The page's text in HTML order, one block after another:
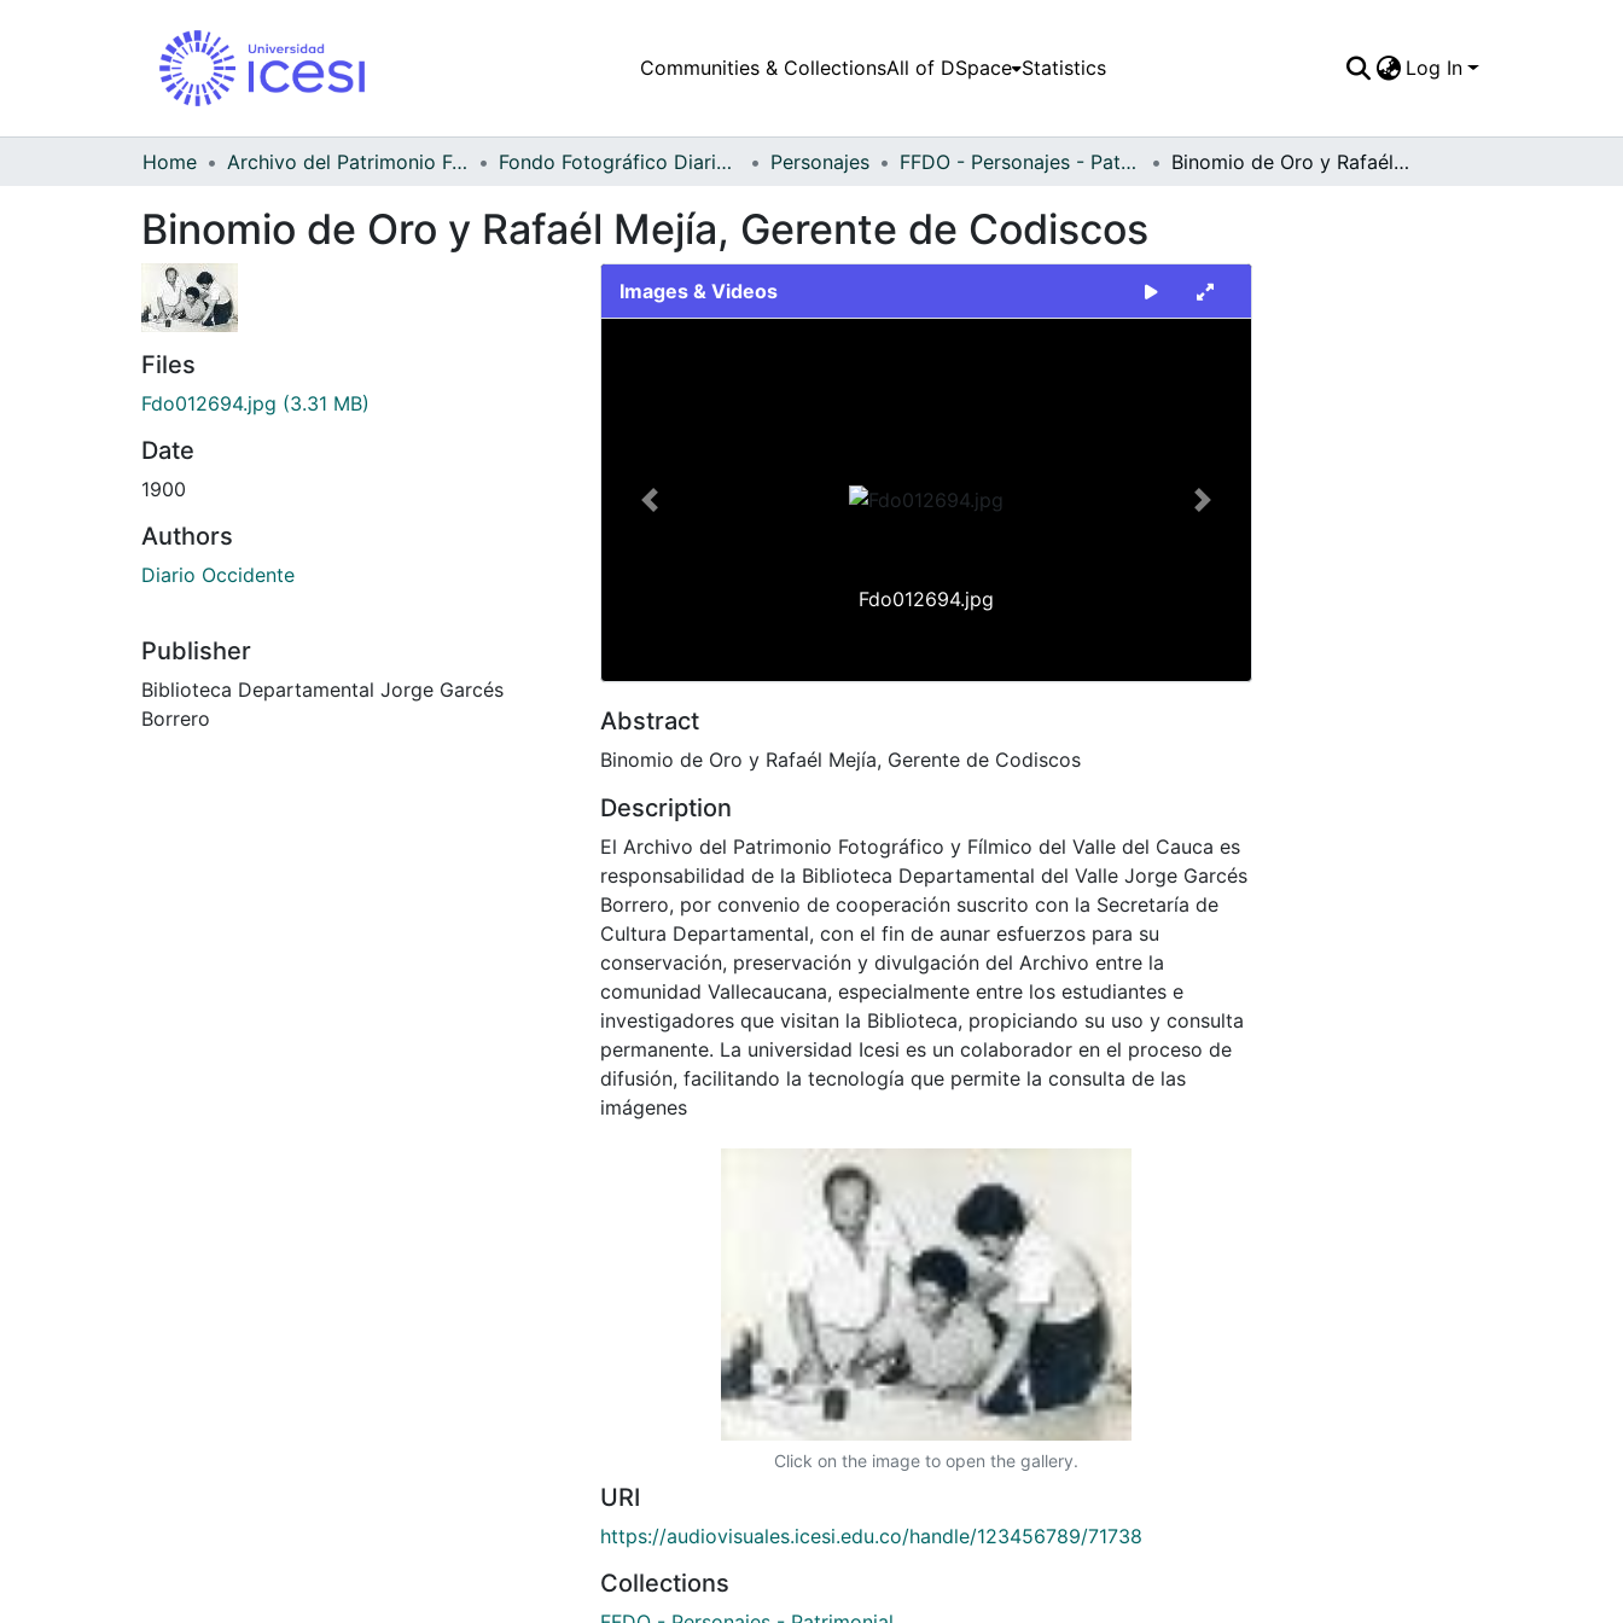
Communities & CollectionsAll of DSpace Statistics Log In
Home Archivo del Patrimonio Fotográfico y Fílmico del Valle del Cauca Fondo Fotográfico Diario Occidente Personajes FFDO - Personajes - Patrimonial Binomio de Oro y Rafaél Mejía, Gerente de Codiscos
Binomio de Oro y Rafaél Mejía, Gerente de Codiscos
Files
Fdo012694.jpg (3.31 MB)
Date
1900
Authors
Diario Occidente
Publisher
Biblioteca Departamental Jorge Garcés
Borrero
Images & Videos
Fdo012694.jpg
Previous Next
Abstract
Binomio de Oro y Rafaél Mejía, Gerente de Codiscos
Description
El Archivo del Patrimonio Fotográfico y Fílmico del Valle del Cauca es
responsabilidad de la Biblioteca Departamental del Valle Jorge Garcés
Borrero, por convenio de cooperación suscrito con la Secretaría de
Cultura Departamental, con el fin de aunar esfuerzos para su
conservación, preservación y divulgación del Archivo entre la
comunidad Vallecaucana, especialmente entre los estudiantes e
investigadores que visitan la Biblioteca, propiciando su uso y consulta
permanente. La universidad Icesi es un colaborador en el proceso de
difusión, facilitando la tecnología que permite la consulta de las
imágenes
Click on the image to open the gallery.
URI
https://audiovisuales.icesi.edu.co/handle/123456789/71738
Collections